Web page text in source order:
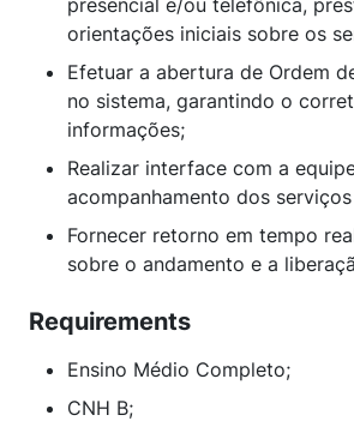
presencial e/ou telefônica,
orientações iniciais sobre os
Efetuar a abertura de Ordem
no sistema, garantindo o
informações;
Realizar interface com a
acompanhamento dos
Fornecer retorno em tempo
sobre o andamento e a
Requirements
Ensino Médio Completo;
CNH B;